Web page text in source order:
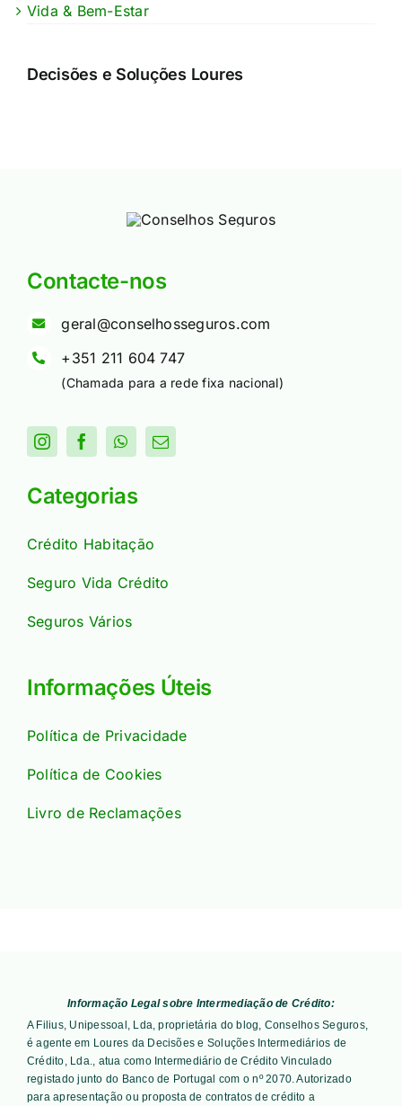
Vida & Bem-Estar
Decisões e Soluções Loures
Contacte-nos
geral@conselhosseguros.com
+351 211 604 747
(Chamada para a rede fixa nacional)
Categorias
Crédito Habitação
Seguro Vida Crédito
Seguros Vários
Informações Úteis
Política de Privacidade
Política de Cookies
Livro de Reclamações
Informação Legal sobre Intermediação de Crédito:
A Filius, Unipessoal, Lda, proprietária do blog, Conselhos Seguros,
é agente em Loures da Decisões e Soluções Intermediários de
Crédito, Lda., atua como Intermediário de Crédito Vinculado
registado junto do Banco de Portugal com o nº 2070. Autorizado
para apresentação ou proposta de contratos de crédito a